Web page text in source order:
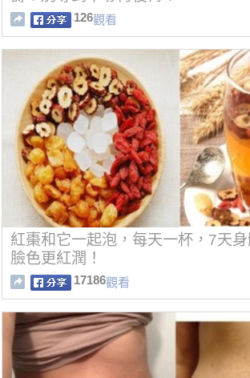
126觀看
紅棗和它一起泡，每天一杯，7天身
臉色更紅潤！
17186觀看